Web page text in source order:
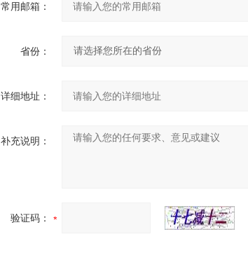
常用邮箱：
省份：
详细地址：
补充说明：
验证码：